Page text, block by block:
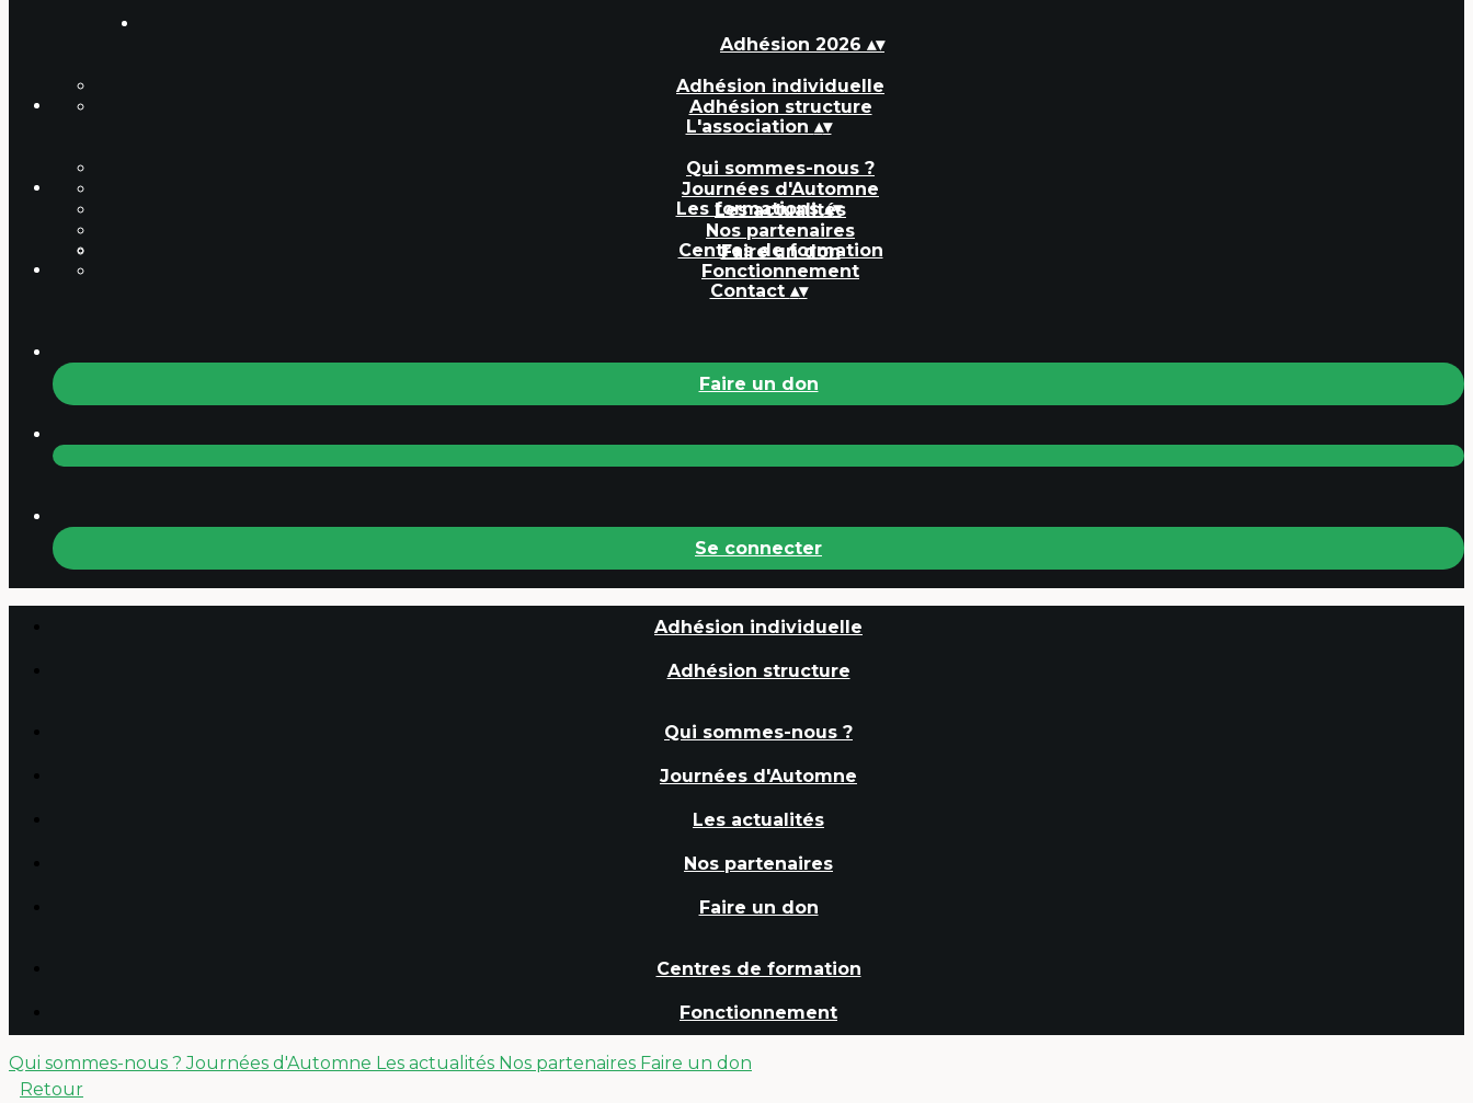
Adhésion 2026 ▴▾
Adhésion individuelle
Adhésion structure
L'association ▴▾
Qui sommes-nous ?
Journées d'Automne
Les actualités
Nos partenaires
Faire un don
Les formations▴▾
Centres de formation
Fonctionnement
Contact ▴▾
Faire un don
Se connecter
Adhésion individuelle
Adhésion structure
Qui sommes-nous ?
Journées d'Automne
Les actualités
Nos partenaires
Faire un don
Centres de formation
Fonctionnement
Qui sommes-nous ?Journées d'Automne Les actualités Nos partenaires Faire un don
Retour